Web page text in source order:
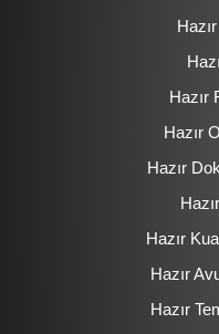
Hazır
Hazır
Hazır
Hazır
Hazır
Hazır